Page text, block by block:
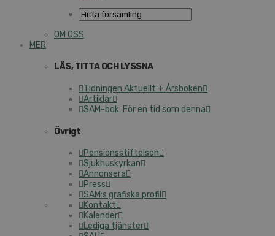
OM OSS
MER
LÄS, TITTA OCH LYSSNA
Tidningen Aktuellt + Årsboken
Artiklar
SAM-bok: För en tid som denna
Övrigt
Pensionsstiftelsen
Sjukhuskyrkan
Annonsera
Press
SAM:s grafiska profil
Kontakt
Kalender
Lediga tjänster